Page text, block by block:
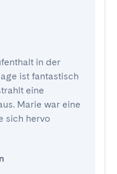
in der
ist fantastisch
eine
Marie war eine
sich hervo